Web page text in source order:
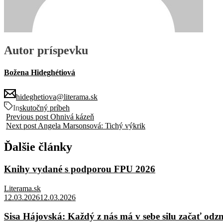
Autor príspevku
Božena Hideghétiová
hideghetiova@literama.sk
Inskutočný príbeh
Previous post Ohnivá kázeň
Next post Angela Marsonsová: Tichý výkrik
Ďalšie články
Knihy vydané s podporou FPU 2026
Literama.sk
12.03.202612.03.2026
Sisa Hájovská: Každý z nás má v sebe silu začať